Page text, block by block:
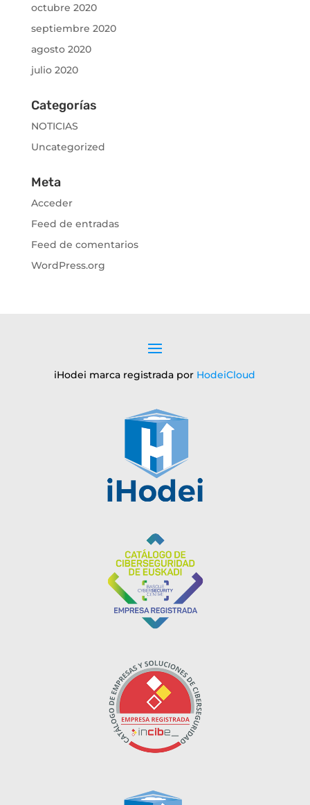
octubre 2020
septiembre 2020
agosto 2020
julio 2020
Categorías
NOTICIAS
Uncategorized
Meta
Acceder
Feed de entradas
Feed de comentarios
WordPress.org
iHodei marca registrada por HodeiCloud